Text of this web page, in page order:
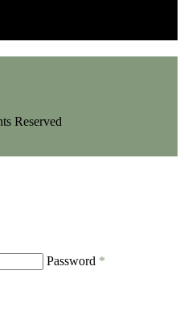
Reserved
Password *